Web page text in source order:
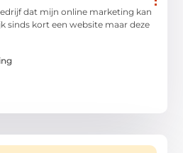
dat mijn online marketing kan
sinds kort een website maar deze